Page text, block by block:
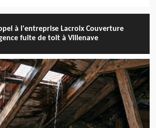
à l'entreprise Lacroix Couverture
fuite de toit à Villenave